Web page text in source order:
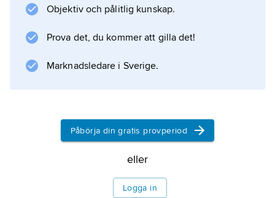
och därmed kommunistpartiets, centrala
Stalins styre, en framträdande roll i landets
ekonomi och näringsliv, t.ex. vid
Information om artikeln
Objektiv och pålitlig kunskap.
Prova det, du kommer att gilla det!
Marknadsledare i Sverige.
Påbörja din gratis provperiod
eller
Logga in